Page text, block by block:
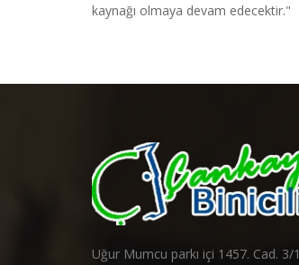
kaynağı olmaya devam edecektir."
Uğur Mumcu parkı içi 1457. Cad. 3/1